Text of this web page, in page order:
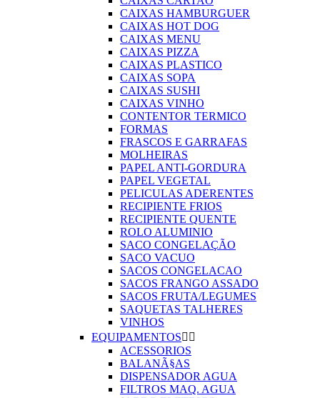
CAIXAS HAMBURGUER
CAIXAS HOT DOG
CAIXAS MENU
CAIXAS PIZZA
CAIXAS PLASTICO
CAIXAS SOPA
CAIXAS SUSHI
CAIXAS VINHO
CONTENTOR TERMICO
FORMAS
FRASCOS E GARRAFAS
MOLHEIRAS
PAPEL ANTI-GORDURA
PAPEL VEGETAL
PELICULAS ADERENTES
RECIPIENTE FRIOS
RECIPIENTE QUENTE
ROLO ALUMINIO
SACO CONGELAÇÃO
SACO VACUO
SACOS CONGELACAO
SACOS FRANGO ASSADO
SACOS FRUTA/LEGUMES
SAQUETAS TALHERES
VINHOS
EQUIPAMENTOS 
ACESSORIOS
BALANÃ§AS
DISPENSADOR AGUA
FILTROS MAQ. AGUA